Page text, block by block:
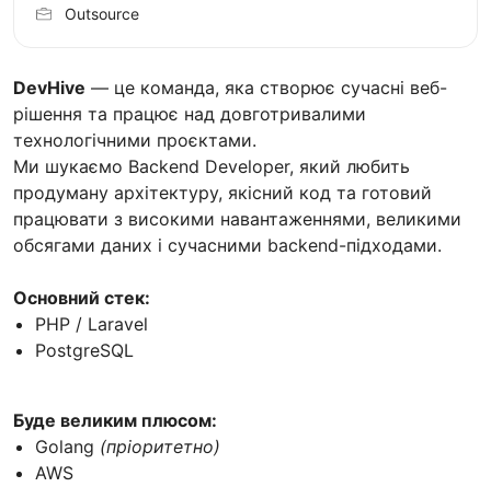
DevHive — це команда, яка створює сучасні веб-
рішення та працює над довготривалими
технологічними проєктами.
Ми шукаємо Backend Developer, який любить
продуману архітектуру, якісний код та готовий
працювати з високими навантаженнями, великими
обсягами даних і сучасними backend-підходами.
Основний стек:
PHP / Laravel
PostgreSQL
Буде великим плюсом:
Golang (пріоритетно)
AWS
Outsource